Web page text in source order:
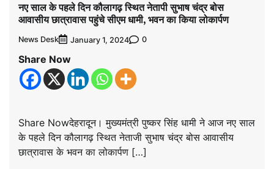
नए साल के पहले दिन कौलागढ़ स्थित नेतापी सुभाष चंद्र बोस
आवासीय छात्रावास पहुंचे सीएम धामी, भवन का किया लोकार्पण
News Desk January 1, 2024 0
Share Now
Share Nowदेहरादून। मुख्यमंत्री पुष्कर सिंह धामी ने आज नए साल
के पहले दिन कौलागढ़ स्थित नेताजी सुभाष चंद्र बोस आवासीय
छात्रावास के भवन का लोकार्पण […]